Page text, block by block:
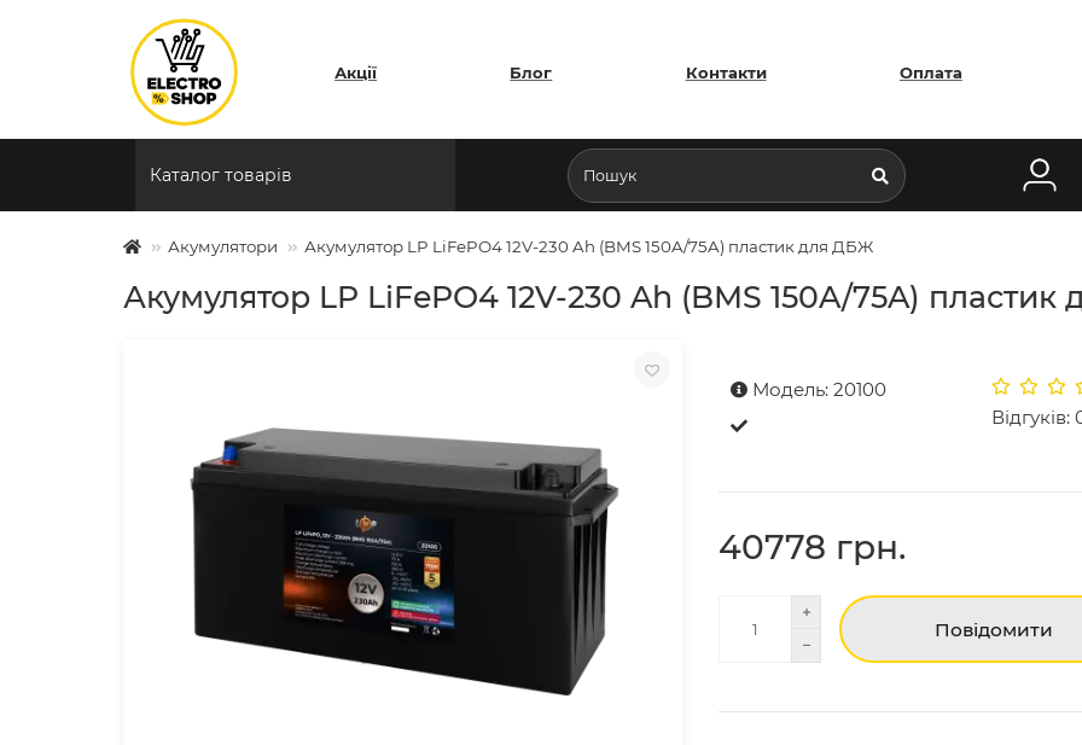
Акції Блог Контакти Оплата
Каталог товарів
Акумулятори Акумулятор LP LiFePO4 12V-230 Ah (BMS 150A/75A) пластик для ДБЖ
Акумулятор LP LiFePO4 12V-230 Ah (BMS 150A/75A)
Модель: 20100
Відгуків:
40778 грн.
Повідомити